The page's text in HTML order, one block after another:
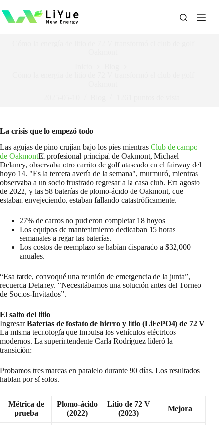
al
contenido
La crisis que lo empezó todo
Las agujas de pino crujían bajo los pies mientras Club de campo
de OakmontEl profesional principal de Oakmont, Michael
Delaney, observaba otro carrito de golf atascado en el fairway del
hoyo 14. "Es la tercera avería de la semana", murmuró, mientras
observaba a un socio frustrado regresar a la casa club. Era agosto
de 2022, y las 58 baterías de plomo-ácido de Oakmont, que
estaban envejeciendo, estaban fallando catastróficamente.
27% de carros no pudieron completar 18 hoyos
Los equipos de mantenimiento dedicaban 15 horas
semanales a regar las baterías.
Los costos de reemplazo se habían disparado a $32,000
anuales.
“Esa tarde, convoqué una reunión de emergencia de la junta”,
recuerda Delaney. “Necesitábamos una solución antes del Torneo
de Socios-Invitados”.
El salto del litio
IngresarBaterías de fosfato de hierro y litio (LiFePO4) de 72 V
La misma tecnología que impulsa los vehículos eléctricos
modernos. La superintendente Carla Rodríguez lideró la
transición:
Probamos tres marcas en paralelo durante 90 días. Los resultados
hablan por sí solos.
Métrica de
prueba
Plomo-ácido
(2022)
Litio de 72 V
(2023)
Mejora